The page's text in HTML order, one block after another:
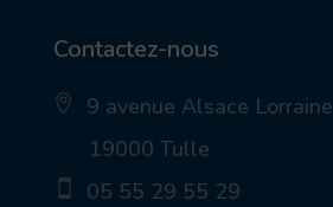
Contactez-nous
in
9 avenue Alsace Lorraine
19000 Tulle
05 55 29 55 29